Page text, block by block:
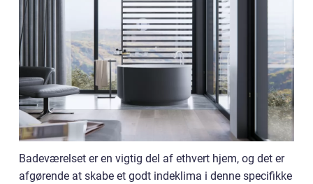
Badeværelset er en vigtig del af ethvert hjem, og det er
afgørende at skabe et godt indeklima i denne specifikke